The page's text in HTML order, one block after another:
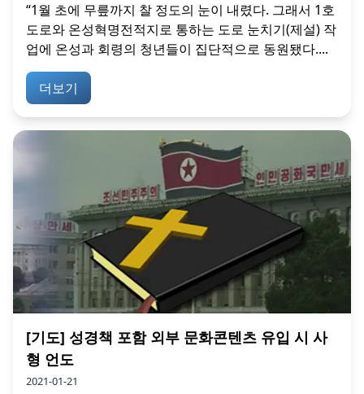
“1월 초에 무릎까지 찰 정도의 눈이 내렸다. 그래서 1호
도로와 온성혁명전적지로 통하는 도로 눈치기(제설) 작
업에 온성과 회령의 청년들이 집단적으로 동원됐다....
더보기
[기도] 성경책 포함 외부 문화콘텐츠 유입 시 사
형 언도
2021-01-21